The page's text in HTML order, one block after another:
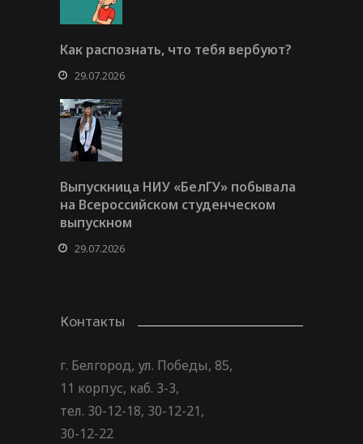
Как распознать, что тебя вербуют?
29.07.2026
Выпускница НИУ «БелГУ» побывала
на Всероссийском студенческом
выпускном
29.07.2026
Контакты
г. Белгород, ул. Победы, 85,
11 корпус, каб. 3-3,
тел. 30-12-18, 30-12-21,
30-12-22